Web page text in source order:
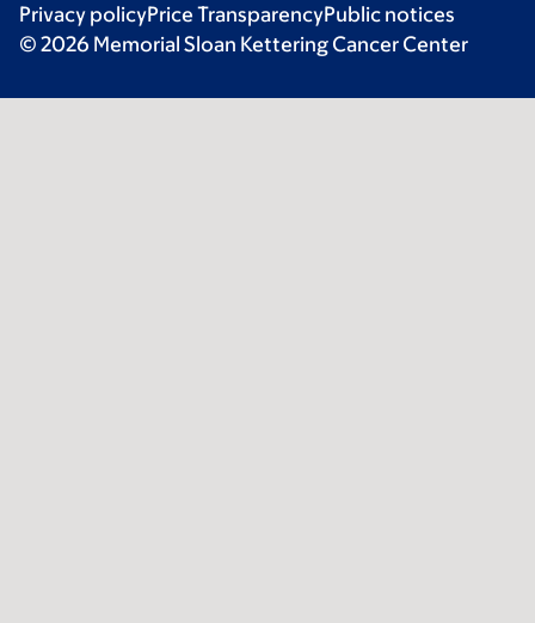
Privacy policyPrice TransparencyPublic notices
© 2026 Memorial Sloan Kettering Cancer Center